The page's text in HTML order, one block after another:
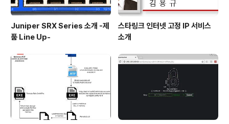
Juniper SRX Series 소개 -제
품 Line Up-
스타링크 인터넷 고정 IP 서비스
소개